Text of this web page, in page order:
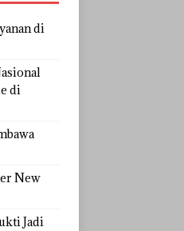
di
di
New
Jadi